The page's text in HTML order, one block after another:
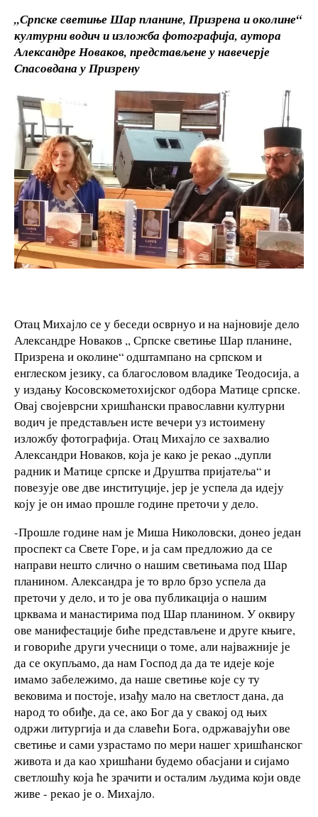
,,Српске светиње Шар планине, Призрена и околине“
културни водич и изложба фотографија, аутора
Александре Новаков, представљене у навечерје
Спасовдана у Призрену
Отац Михајло се у беседи осврнуо и на најновије дело
Александре Новаков ,, Српске светиње Шар планине,
Призрена и околине“ одштампано на српском и
енглеском језику, са благословом владике Теодосија, а
у издању Косовскометохијског одбора Матице српске.
Овај својеврсни хришћански православни културни
водич је представљен исте вечери уз истоимену
изложбу фотографија. Отац Михајло се захвалио
Александри Новаков, која је како је рекао ,,дупли
радник и Матице српске и Друштва пријатеља“ и
повезује ове две институције, јер је успела да идеју
коју је он имао прошле године преточи у дело.
-Прошле године нам је Миша Николовски, донео један
проспект са Свете Горе, и ја сам предложио да се
направи нешто слично о нашим светињама под Шар
планином. Александра је то врло брзо успела да
преточи у дело, и то је ова публикација о нашим
црквама и манастирима под Шар планином. У оквиру
ове манифестације биће представљене и друге књиге,
и говориће други учесници о томе, али најважније је
да се окупљамо, да нам Господ да да те идеје које
имамо забележимо, да наше светиње које су ту
вековима и постоје, изађу мало на светлост дана, да
народ то обиђе, да се, ако Бог да у свакој од њих
одржи литургија и да славећи Бога, одржавајући ове
светиње и сами узрастамо по мери нашег хришћанског
живота и да као хришћани будемо обасјани и сијамо
светлошћу која ће зрачити и осталим људима који овде
живе - рекао је о. Михајло.